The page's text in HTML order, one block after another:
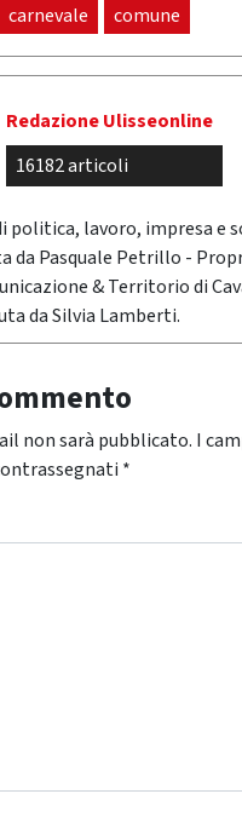
carnevale comune
Redazione Ulisseonline
16182 articoli
politica, lavoro, impresa e
da Pasquale Petrillo -
& Territorio di
da Silvia Lamberti.
non sarà pubblicato. I
*